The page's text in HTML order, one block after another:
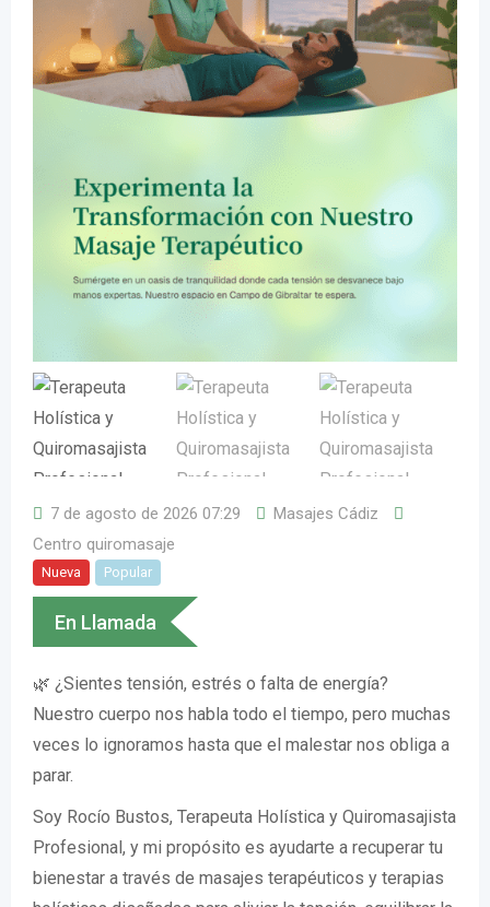
7 de agosto de 2026 07:29
Masajes Cádiz
Centro quiromasaje
Nueva Popular
En Llamada
🌿 ¿Sientes tensión, estrés o falta de energía?
Nuestro cuerpo nos habla todo el tiempo, pero muchas
veces lo ignoramos hasta que el malestar nos obliga a
parar.
Soy Rocío Bustos, Terapeuta Holística y Quiromasajista
Profesional, y mi propósito es ayudarte a recuperar tu
bienestar a través de masajes terapéuticos y terapias